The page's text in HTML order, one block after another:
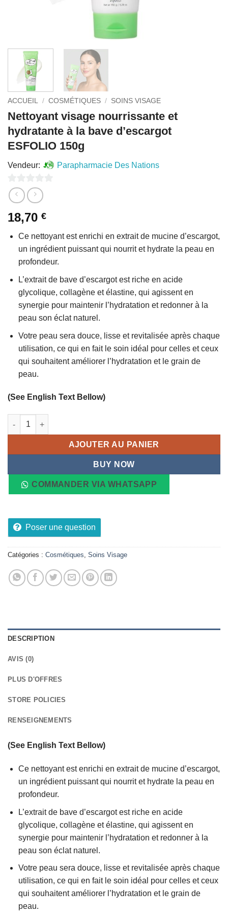
ACCUEIL / COSMÉTIQUES / SOINS VISAGE
Nettoyant visage nourrissante et
hydratante à la bave d’escargot
ESFOLIO 150g
Vendeur: Parapharmacie Des Nations
0
sur
5
18,70 €
Ce nettoyant est enrichi en extrait de mucine d’escargot,
un ingrédient puissant qui nourrit et hydrate la peau en
profondeur.
L’extrait de bave d’escargot est riche en acide
glycolique, collagène et élastine, qui agissent en
synergie pour maintenir l’hydratation et redonner à la
peau son éclat naturel.
Votre peau sera douce, lisse et revitalisée après chaque
utilisation, ce qui en fait le soin idéal pour celles et ceux
qui souhaitent améliorer l’hydratation et le grain de
peau.
(See English Text Bellow)
quantité de Nettoyant visage nourrissante et hydratante à la
AJOUTER AU PANIER
BUY NOW
COMMANDER VIA WHATSAPP
Poser une question
Catégories : Cosmétiques, Soins Visage
DESCRIPTION
AVIS (0)
PLUS D'OFFRES
STORE POLICIES
RENSEIGNEMENTS
(See English Text Bellow)
Ce nettoyant est enrichi en extrait de mucine d’escargot,
un ingrédient puissant qui nourrit et hydrate la peau en
profondeur.
L’extrait de bave d’escargot est riche en acide
glycolique, collagène et élastine, qui agissent en
synergie pour maintenir l’hydratation et redonner à la
peau son éclat naturel.
Votre peau sera douce, lisse et revitalisée après chaque
utilisation, ce qui en fait le soin idéal pour celles et ceux
qui souhaitent améliorer l’hydratation et le grain de
peau.